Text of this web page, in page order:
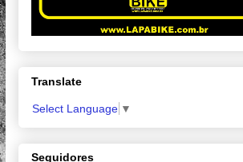
Translate
Select Language ▼
Seguidores